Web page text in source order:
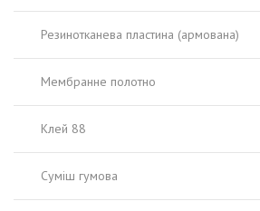
Резинотканева пластина (армована)
Мембранне полотно
Клей 88
Суміш гумова